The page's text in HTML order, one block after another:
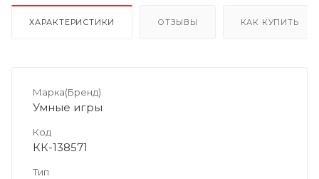
ХАРАКТЕРИСТИКИ ОТЗЫВЫ КАК КУПИТЬ
Марка(Бренд)
Умные игры
Код
КК-138571
Тип